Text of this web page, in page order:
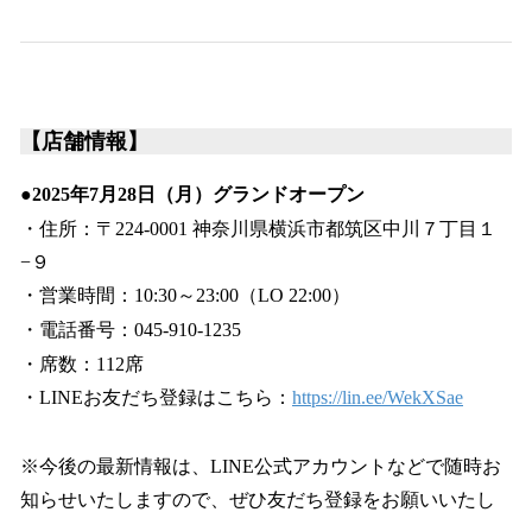
【店舗情報】
●2025年7月28日（月）グランドオープン
・住所：〒224-0001 神奈川県横浜市都筑区中川７丁目１
−９
・営業時間：10:30～23:00（LO 22:00）
・電話番号：045-910-1235
・席数：112席
・LINEお友だち登録はこちら： https://lin.ee/WekXSae
※今後の最新情報は、LINE公式アカウントなどで随時お
知らせいたしますので、ぜひ友だち登録をお願いいたし